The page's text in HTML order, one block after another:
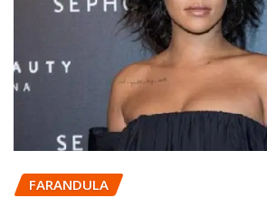
FARANDULA